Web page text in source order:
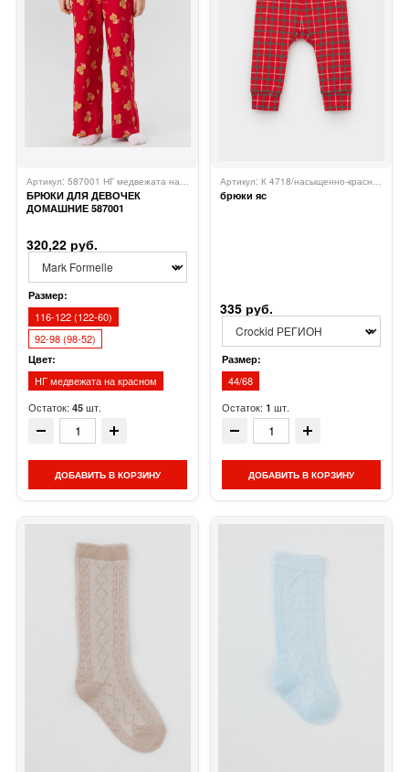
БРЮКИ ДЛЯ ДЕВОЧЕК
ДОМАШНИЕ 587001
Артикул: 587001 НГ медвежата на красном 1050 Mark Formelle
320,22 руб.
Размер:
116-122 (122-60)
92-98 (98-52)
Цвет:
НГ медвежата на красном
Остаток: 45 шт.
ДОБАВИТЬ В КОРЗИНУ
брюки яс
Артикул: К 4718/насыщенно-красный,клетка
335 руб.
Размер:
44/68
Остаток: 1 шт.
ДОБАВИТЬ В КОРЗИНУ